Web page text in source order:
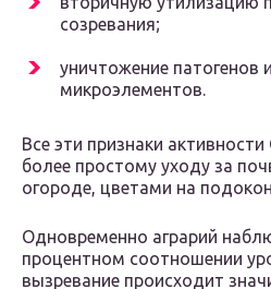
созревания;
уничтожение патогенов
микроэлементов.
Все эти признаки
более простому уходу за
огороде, цветами на
Одновременно аграрий
процентном соотношении
вызревание происходит